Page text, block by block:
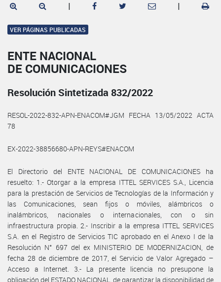
| |
VER PÁGINAS PUBLICADAS
ENTE NACIONAL
DE COMUNICACIONES
Resolución Sintetizada 832/2022
RESOL-2022-832-APN-ENACOM#JGM FECHA 13/05/2022 ACTA
78
EX-2022-38856680-APN-REYS#ENACOM
El Directorio del ENTE NACIONAL DE COMUNICACIONES ha
resuelto: 1.- Otorgar a la empresa ITTEL SERVICES S.A., Licencia
para la prestación de Servicios de Tecnologías de la Información y
las Comunicaciones, sean fijos o móviles, alámbricos o
inalámbricos, nacionales o internacionales, con o sin
infraestructura propia. 2.- Inscribir a la empresa ITTEL SERVICES
S.A. en el Registro de Servicios TIC aprobado en el Anexo I de la
Resolución N° 697 del ex MINISTERIO DE MODERNIZACION, de
fecha 28 de diciembre de 2017, el Servicio de Valor Agregado –
Acceso a Internet. 3.- La presente licencia no presupone la
obligación del ESTADO NACIONAL, de garantizar la disponibilidad de